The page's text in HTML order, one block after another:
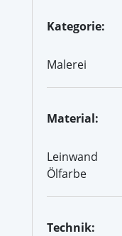
Kategorie:
Malerei
Material:
Leinwand
Ölfarbe
Technik: